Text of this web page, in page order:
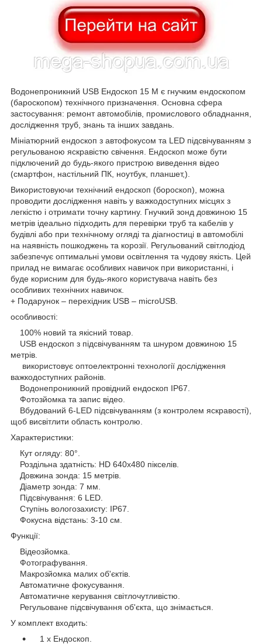
Водонепроникний USB Ендоскоп 15 М є гнучким ендоскопом
(бароскопом) технічного призначення. Основна сфера
застосування: ремонт автомобілів, промислового обладнання,
дослідження труб, знань та інших завдань.
Мініатюрний ендоскоп з автофокусом та LED підсвічуванням з
регульованою яскравістю свічення. Ендоскоп може бути
підключений до будь-якого пристрою виведення відео
(смартфон, настільний ПК, ноутбук, планшет,).
Використовуючи технічний ендоскоп (бороскоп), можна
проводити дослідження навіть у важкодоступних місцях з
легкістю і отримати точну картину. Гнучкий зонд довжиною 15
метрів ідеально підходить для перевірки труб та кабелів у
будівлі або при технічному огляді та діагностиці в автомобілі
на наявність пошкоджень та корозії. Регульований світлодіод
забезпечує оптимальні умови освітлення та чудову якість. Цей
прилад не вимагає особливих навичок при використанні, і
буде корисним для будь-якого користувача навіть без
особливих технічних навичок.
+ Подарунок – перехідник USB – microUSB.
особливості:
100% новий та якісний товар.
USB ендоскоп з підсвічуванням та шнуром довжиною 15
метрів.
використовує оптоелектронні технології дослідження
важкодоступних районів.
Водонепроникний провідний ендоскоп IP67.
Фотозйомка та запис відео.
Вбудований 6-LED підсвічуванням (з контролем яскравості),
щоб висвітлити область контролю.
Характеристики:
Кут огляду: 80°.
Роздільна здатність: HD 640х480 пікселів.
Довжина зонда: 15 метрів.
Діаметр зонда: 7 мм.
Підсвічування: 6 LED.
Ступінь вологозахисту: IP67.
Фокусна відстань: 3-10 см.
Функції:
Відеозйомка.
Фотографування.
Макрозйомка малих об'єктів.
Автоматичне фокусування.
Автоматичне керування світлочутливістю.
Регульоване підсвічування об'єкта, що знімається.
У комплект входить:
1 х Ендоскоп.